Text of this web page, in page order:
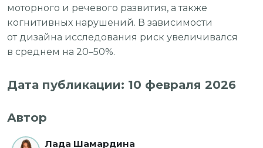
моторного и речевого развития, а также
когнитивных нарушений. В зависимости
от дизайна исследования риск увеличивался
в среднем на 20–50%.
Дата публикации: 10 февраля 2026
Автор
Лада Шамардина